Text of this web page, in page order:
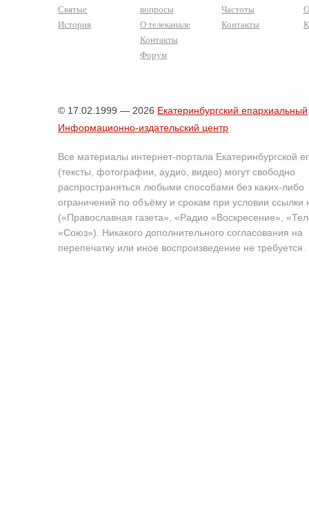
Святые
История
вопросы
О телеканале
Контакты
Форум
Частоты
Контакты
© 17.02.1999 — 2026 Екатеринбургский епархиальный
Информационно-издательский центр
Все материалы интернет-портала Екатеринбургской
(тексты, фотографии, аудио, видео) могут свободно
распространяться любыми способами без каких-либо
ограничений по объёму и срокам при условии ссылки
(«Православная газета», «Радио «Воскресение»,
«Союз»). Никакого дополнительного согласования на
перепечатку или иное воспроизведение не требуется.